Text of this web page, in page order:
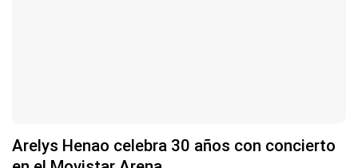
Arelys Henao celebra 30 años con concierto